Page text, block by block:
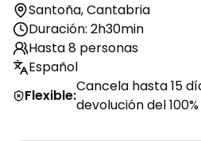
Santoña,Cantabria
Duración: 2h30min
Hasta 8 personas
Español
Flexible:
Cancela hasta 15
devolución del 100%